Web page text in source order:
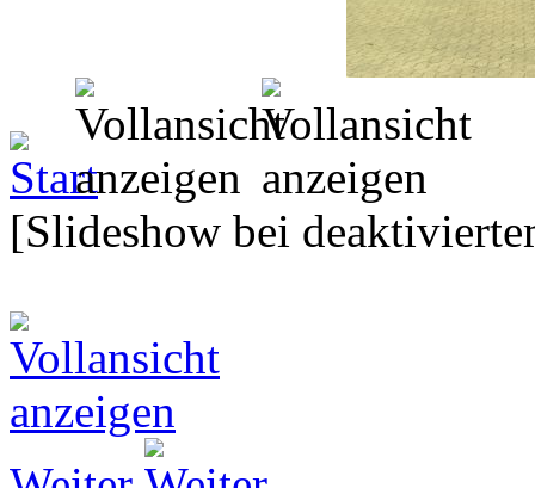
[Slideshow bei